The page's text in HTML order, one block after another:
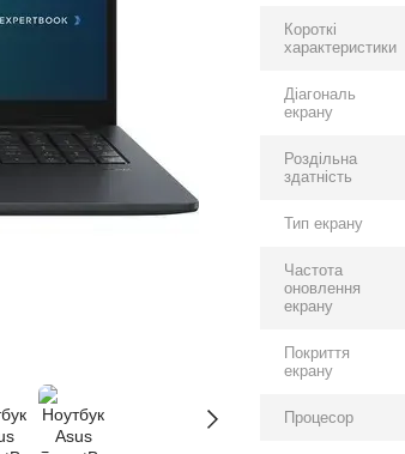
Короткі
характеристики
Діагональ
екрану
Роздільна
здатність
Тип екрану
Частота
оновлення
екрану
Покриття
екрану
Процесор